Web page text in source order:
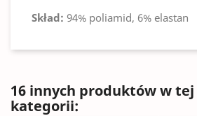
Skład: 94% poliamid, 6% elastan
16 innych produktów w tej
kategorii: